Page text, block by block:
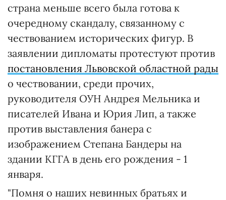
страна меньше всего была готова к
очередному скандалу, связанному с
чествованием исторических фигур. В
заявлении дипломаты протестуют против
постановления Львовской областной рады
о чествовании, среди прочих,
руководителя ОУН Андрея Мельника и
писателей Ивана и Юрия Лип, а также
против выставления банера с
изображением Степана Бандеры на
здании КГГА в день его рождения - 1
января.
"Помня о наших невинных братьях и